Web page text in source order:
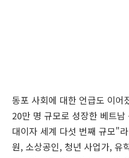
동포 사회에 대한 언급도 이어
20만 명 규모로 성장한 베트남
대이자 세계 다섯 번째 규모"
원, 소상공인, 청년 사업가, 유